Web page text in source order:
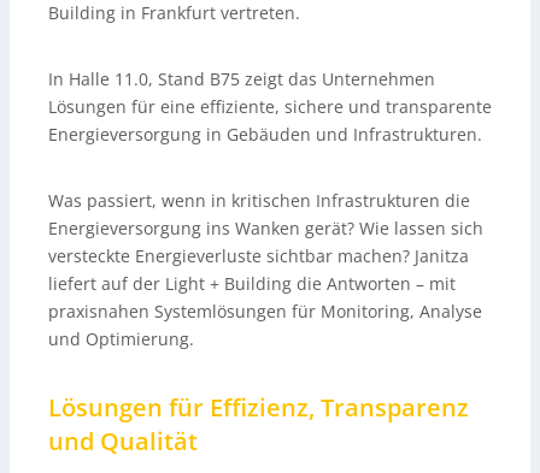
Building in Frankfurt vertreten.
In Halle 11.0, Stand B75 zeigt das Unternehmen
Lösungen für eine effiziente, sichere und transparente
Energieversorgung in Gebäuden und Infrastrukturen.
Was passiert, wenn in kritischen Infrastrukturen die
Energieversorgung ins Wanken gerät? Wie lassen sich
versteckte Energieverluste sichtbar machen? Janitza
liefert auf der Light + Building die Antworten – mit
praxisnahen Systemlösungen für Monitoring, Analyse
und Optimierung.
Lösungen für Effizienz, Transparenz
und Qualität